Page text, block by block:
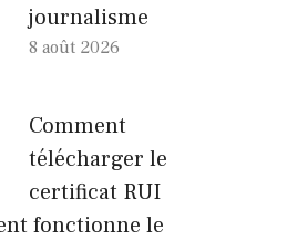
journalisme
8 août 2026
Comment
télécharger le
certificat RUI
fonctionne le